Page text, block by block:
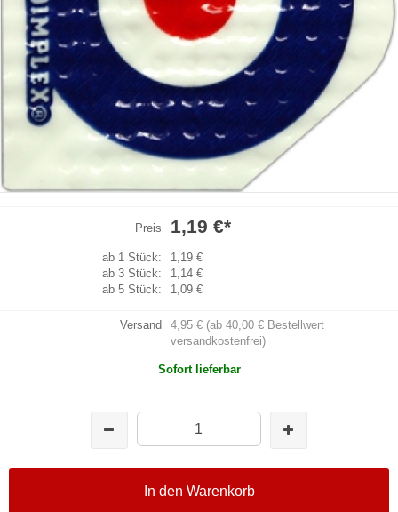
Preis 1,19 €*
ab 1 Stück:
1,19 €
ab 3 Stück:
1,14 €
ab 5 Stück:
1,09 €
Versand
4,95 € (ab 40,00 € Bestellwert
versandkostenfrei)
Sofort lieferbar
In den Warenkorb